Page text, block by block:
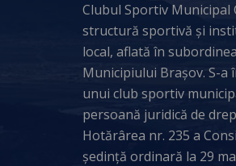
Clubul Sportiv Municipal
structură sportivă și
local, aflată în
Municipiului Brașov. S-
unui club sportiv
persoană juridică de
Hotărârea nr. 235 a
ședință ordinară la 29